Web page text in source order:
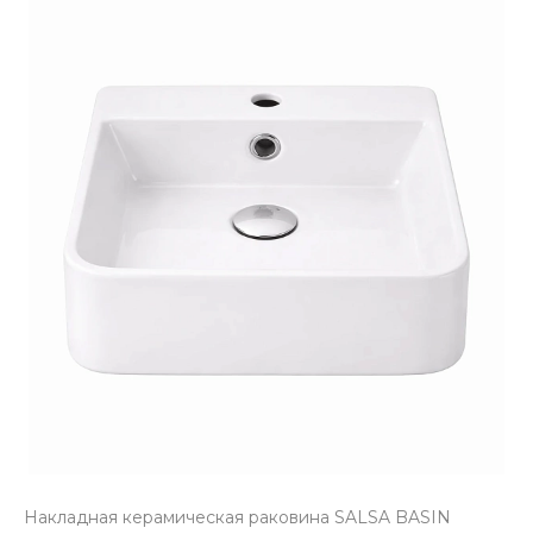
Накладная керамическая раковина SALSA BASIN